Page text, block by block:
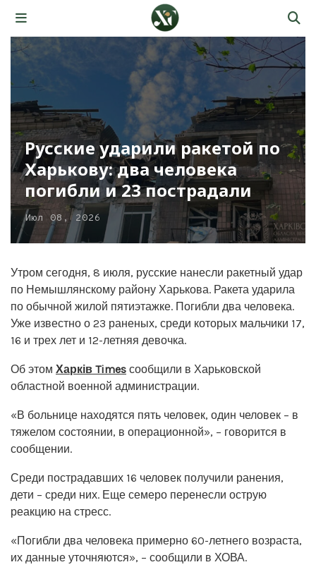
Русские ударили ракетой по
Харькову: два человека
погибли и 23 пострадали
Июл 08, 2026
Утром сегодня, 8 июля, русские нанесли ракетный удар
по Немышлянскому району Харькова. Ракета ударила
по обычной жилой пятиэтажке. Погибли два человека.
Уже известно о 23 раненых, среди которых мальчики 17,
16 и трех лет и 12-летняя девочка.
Об этом Харків Times сообщили в Харьковской
областной военной администрации.
«В больнице находятся пять человек, один человек – в
тяжелом состоянии, в операционной», – говорится в
сообщении.
Среди пострадавших 16 человек получили ранения,
дети – среди них. Еще семеро перенесли острую
реакцию на стресс.
«Погибли два человека примерно 60-летнего возраста,
их данные уточняются», – сообщили в ХОВА.